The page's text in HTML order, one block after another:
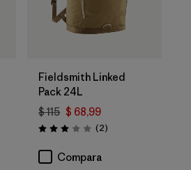
Agregar a la
Bolsa
Fieldsmith Linked
Pack 24L
$ 115 $ 68,99
Valoración: 3.0 / 5
(2Comentarios
)
Compara